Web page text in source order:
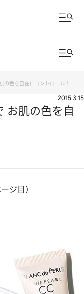
の色を自在にコントロール！
2015.3.15
お肌の色を自
ジ目）